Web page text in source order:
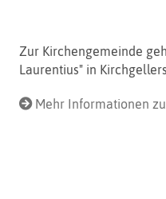
Zur Kirchengemeinde
Laurentius" in
Mehr Informationen